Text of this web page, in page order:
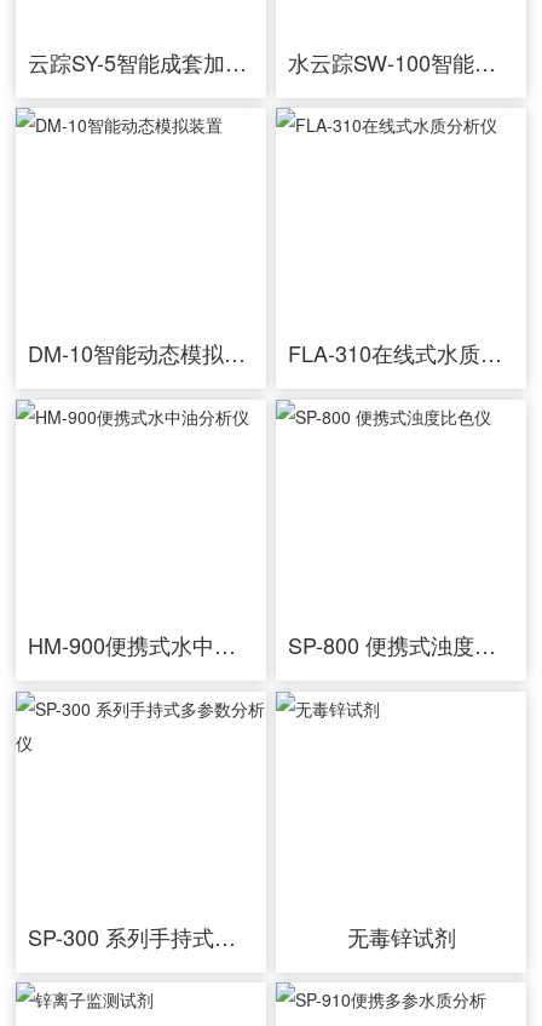
云踪SY-5智能成套加药设备 水云踪SW-100智能成套加药设备
DM-10智能动态模拟装置 FLA-310在线式水质分析仪
HM-900便携式水中油分析仪 SP-800 便携式浊度比色仪
SP-300 系列手持式多参数分析仪 无毒锌试剂